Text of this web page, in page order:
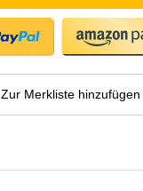
Zur Merkliste hinzufügen